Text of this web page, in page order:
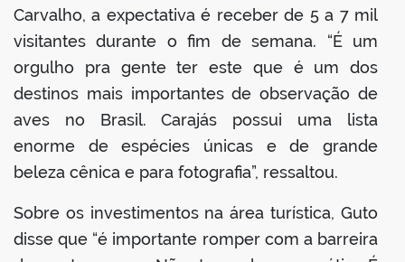
Carvalho, a expectativa é receber de 5 a 7 mil
visitantes durante o fim de semana. “É um
orgulho pra gente ter este que é um dos
destinos mais importantes de observação de
aves no Brasil. Carajás possui uma lista
enorme de espécies únicas e de grande
beleza cênica e para fotografia”, ressaltou.
Sobre os investimentos na área turística, Guto
disse que “é importante romper com a barreira